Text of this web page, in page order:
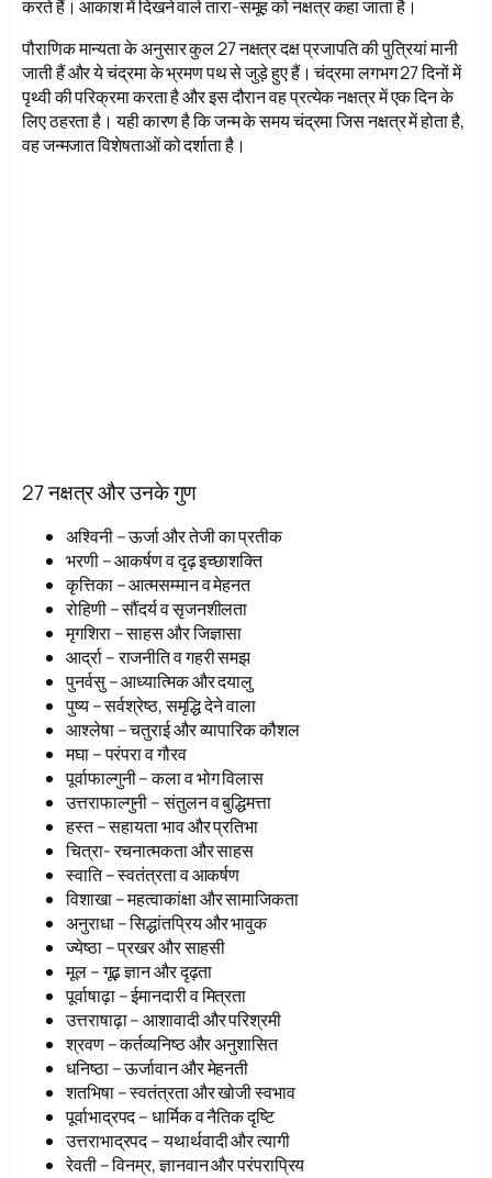
करते हैं। आकाश में दिखने वाले तारा-समूह को नक्षत्र कहा जाता है।
पौराणिक मान्यता के अनुसार कुल 27 नक्षत्र दक्ष प्रजापति की पुत्रियां मानी
जाती हैं और ये चंद्रमा के भ्रमण पथ से जुड़े हुए हैं। चंद्रमा लगभग 27 दिनों में
पृथ्वी की परिक्रमा करता है और इस दौरान वह प्रत्येक नक्षत्र में एक दिन के
लिए ठहरता है। यही कारण है कि जन्म के समय चंद्रमा जिस नक्षत्र में होता है,
वह जन्मजात विशेषताओं को दर्शाता है।
27 नक्षत्र और उनके गुण
अश्विनी – ऊर्जा और तेजी का प्रतीक
भरणी – आकर्षण व दृढ़ इच्छाशक्ति
कृत्तिका – आत्मसम्मान व मेहनत
रोहिणी – सौंदर्य व सृजनशीलता
मृगशिरा – साहस और जिज्ञासा
आर्द्रा – राजनीति व गहरी समझ
पुनर्वसु – आध्यात्मिक और दयालु
पुष्य – सर्वश्रेष्ठ, समृद्धि देने वाला
आश्लेषा – चतुराई और व्यापारिक कौशल
मघा – परंपरा व गौरव
पूर्वाफाल्गुनी – कला व भोग विलास
उत्तराफाल्गुनी – संतुलन व बुद्धिमत्ता
हस्त – सहायता भाव और प्रतिभा
चित्रा- रचनात्मकता और साहस
स्वाति – स्वतंत्रता व आकर्षण
विशाखा – महत्वाकांक्षा और सामाजिकता
अनुराधा – सिद्धांतप्रिय और भावुक
ज्येष्ठा – प्रखर और साहसी
मूल – गूढ़ ज्ञान और दृढ़ता
पूर्वाषाढ़ा – ईमानदारी व मित्रता
उत्तराषाढ़ा – आशावादी और परिश्रमी
श्रवण – कर्तव्यनिष्ठ और अनुशासित
धनिष्ठा – ऊर्जावान और मेहनती
शतभिषा – स्वतंत्रता और खोजी स्वभाव
पूर्वाभाद्रपद – धार्मिक व नैतिक दृष्टि
उत्तराभाद्रपद – यथार्थवादी और त्यागी
रेवती – विनम्र, ज्ञानवान और परंपराप्रिय